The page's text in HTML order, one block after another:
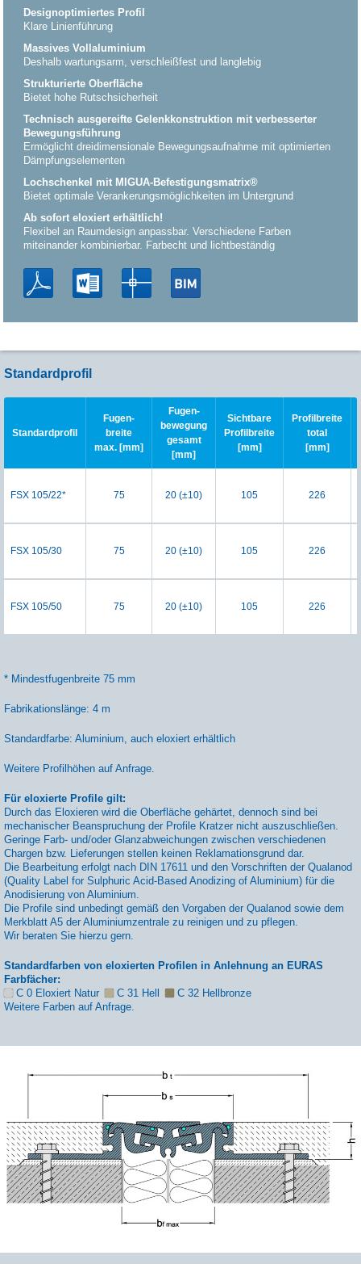
Designoptimiertes Profil
Klare Linienführung
Massives Vollaluminium
Deshalb wartungsarm, verschleißfest und langlebig
Strukturierte Oberfläche
Bietet hohe Rutschsicherheit
Technisch ausgereifte Gelenkkonstruktion mit verbesserter
Bewegungsführung
Ermöglicht dreidimensionale Bewegungsaufnahme mit optimierten
Dämpfungselementen
Lochschenkel mit MIGUA-Befestigungsmatrix®
Bietet optimale Verankerungsmöglichkeiten im Untergrund
Ab sofort eloxiert erhältlich!
Flexibel an Raumdesign anpassbar. Verschiedene Farben
miteinander kombinierbar. Farbecht und lichtbeständig
Standardprofil
Standardprofil
Fugen-
breite
max. [mm]
Fugen-
bewegung
gesamt
[mm]
Sichtbare
Profilbreite
[mm]
Profilbreite
total
[mm]
FSX 105/22* 75 20 (±10) 105 226
FSX 105/30 75 20 (±10) 105 226
FSX 105/50 75 20 (±10) 105 226
* Mindestfugenbreite 75 mm
Fabrikationslänge: 4 m
Standardfarbe: Aluminium, auch eloxiert erhältlich
Weitere Profilhöhen auf Anfrage.
Für eloxierte Profile gilt:
Durch das Eloxieren wird die Oberfläche gehärtet, dennoch sind bei
mechanischer Beanspruchung der Profile Kratzer nicht auszuschließen.
Geringe Farb- und/oder Glanzabweichungen zwischen verschiedenen
Chargen bzw. Lieferungen stellen keinen Reklamationsgrund dar.
Die Bearbeitung erfolgt nach DIN 17611 und den Vorschriften der Qualanod
(Quality Label for Sulphuric Acid-Based Anodizing of Aluminium) für die
Anodisierung von Aluminium.
Die Profile sind unbedingt gemäß den Vorgaben der Qualanod sowie dem
Merkblatt A5 der Aluminiumzentrale zu reinigen und zu pflegen.
Wir beraten Sie hierzu gern.
Standardfarben von eloxierten Profilen in Anlehnung an EURAS
Farbfächer:
C 0 Eloxiert Natur
C 31 Hell
C 32 Hellbronze
Weitere Farben auf Anfrage.